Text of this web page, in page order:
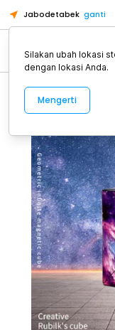
Jabodetabek ganti
Alat Kopi
Silakan ubah lokasi
dengan lokasi Anda.
Mengerti